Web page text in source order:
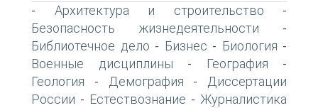
- Архитектура и строительство -
Безопасность жизнедеятельности -
Библиотечное дело - Бизнес - Биология -
Военные дисциплины - География -
Геология - Демография -
Диссертации
России - Естествознание - Журналистика